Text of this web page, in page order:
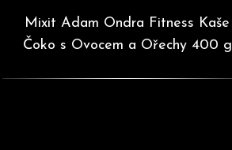
Mixit Adam Ondra Fitness Kaše
Čoko s Ovocem a Ořechy 400 g